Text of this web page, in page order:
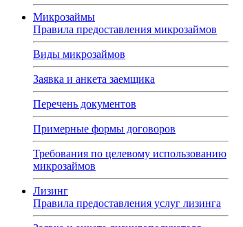
Микрозаймы
Правила предоставления микрозаймов
Виды микрозаймов
Заявка и анкета заемщика
Перечень документов
Примерные формы договоров
Требования по целевому использованию
микрозаймов
Лизинг
Правила предоставления услуг лизинга